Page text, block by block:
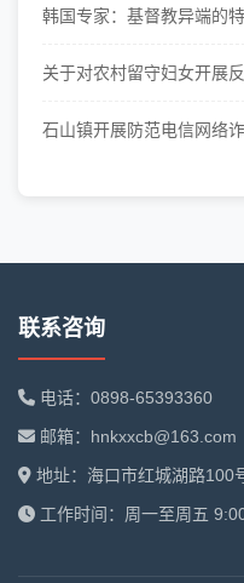
韩国专家：基督教异端的
关于对农村留守妇女开展
石山镇开展防范电信网络
联系咨询
电话：0898-65393360
邮箱：hnkxxcb@163.com
地址：海口市红城湖路100
工作时间：周一至周五